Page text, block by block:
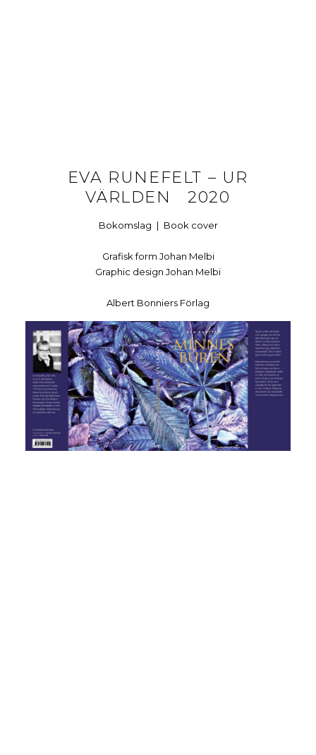
EVA RUNEFELT – UR
VÄRLDEN 2020
Bokomslag | Book cover
Grafisk form Johan Melbi
Graphic design Johan Melbi
Albert Bonniers Förlag